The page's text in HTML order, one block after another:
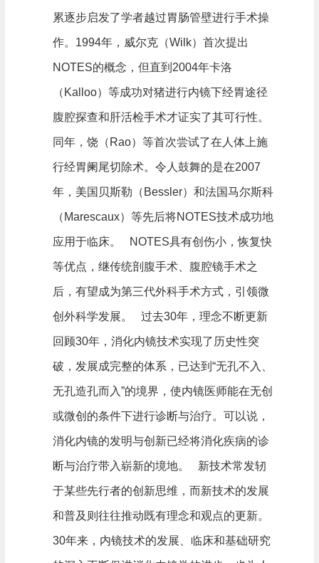
累逐步启发了学者越过胃肠管壁进行手术操
作。1994年，威尔克（Wilk）首次提出
NOTES的概念，但直到2004年卡洛
（Kalloo）等成功对猪进行内镜下经胃途径
腹腔探查和肝活检手术才证实了其可行性。
同年，饶（Rao）等首次尝试了在人体上施
行经胃阑尾切除术。令人鼓舞的是在2007
年，美国贝斯勒（Bessler）和法国马尔斯科
（Marescaux）等先后将NOTES技术成功地
应用于临床。 NOTES具有创伤小，恢复快
等优点，继传统剖腹手术、腹腔镜手术之
后，有望成为第三代外科手术方式，引领微
创外科学发展。 过去30年，理念不断更新
回顾30年，消化内镜技术实现了历史性突
破，发展成完整的体系，已达到“无孔不入、
无孔造孔而入”的境界，使内镜医师能在无创
或微创的条件下进行诊断与治疗。可以说，
消化内镜的发明与创新已经将消化疾病的诊
断与治疗带入崭新的境地。 新技术常发轫
于某些先行者的创新思维，而新技术的发展
和普及则往往推动既有理念和观点的更新。
30年来，内镜技术的发展、临床和基础研究